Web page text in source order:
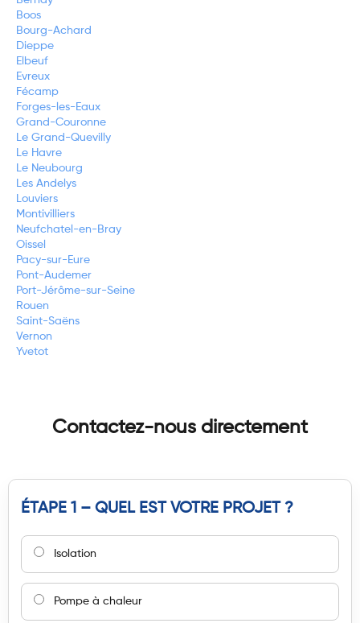
Boos
Bourg-Achard
Dieppe
Elbeuf
Evreux
Fécamp
Forges-les-Eaux
Grand-Couronne
Le Grand-Quevilly
Le Havre
Le Neubourg
Les Andelys
Louviers
Montivilliers
Neufchatel-en-Bray
Oissel
Pacy-sur-Eure
Pont-Audemer
Port-Jérôme-sur-Seine
Rouen
Saint-Saëns
Vernon
Yvetot
Contactez-nous directement
ÉTAPE 1 – QUEL EST VOTRE PROJET ?
Isolation
Pompe à chaleur